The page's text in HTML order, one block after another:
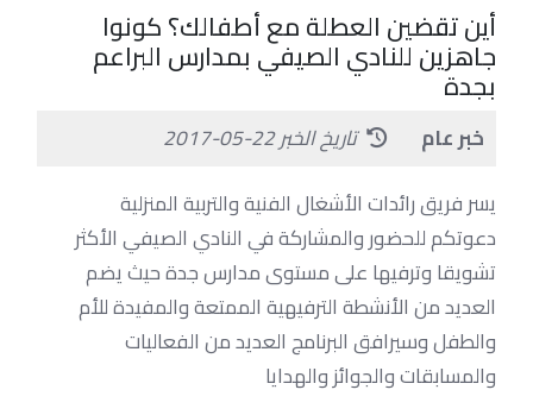
أين تقضين العطلة مع أطفالك؟ كونوا
جاهزين للنادي الصيفي بمدارس البراعم
بجدة
خبر عام
تاريخ الخبر 22-05-2017
يسر فريق رائدات الأشغال الفنية والتربية المنزلية
دعوتكم للحضور والمشاركة في النادي الصيفي الأكثر
تشويقا وترفيها على مستوى مدارس جدة حيث يضم
العديد من الأنشطة الترفيهية الممتعة والمفيدة للأم
والطفل وسيرافق البرنامج العديد من الفعاليات
والمسابقات والجوائز والهدايا